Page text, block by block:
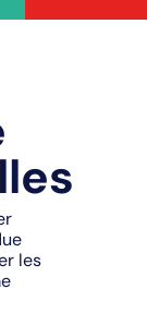
les